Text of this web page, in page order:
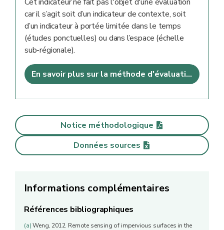
car il s’agit soit d’un indicateur de contexte, soit
d’un indicateur à portée limitée dans le temps
(études ponctuelles) ou dans l’espace (échelle
sub-régionale).
En savoir plus sur la méthode d'évaluation
Notice méthodologique
Données sources
Informations complémentaires
Références bibliographiques
(a)Weng, 2012. Remote sensing of impervious surfaces in the